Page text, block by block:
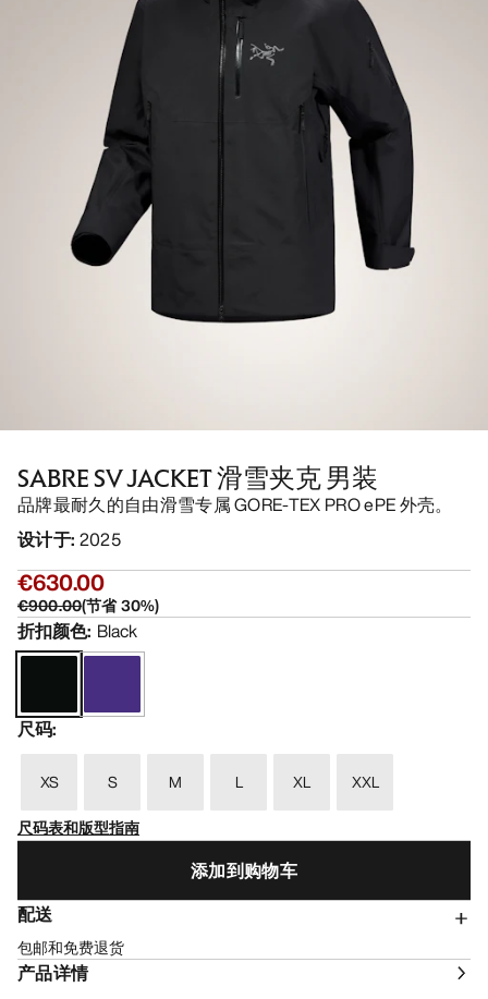
SABRE SV JACKET 滑雪夹克 男装
品牌最耐久的自由滑雪专属 GORE-TEX PRO ePE 外壳。
设计于: 2025
€630.00
€900.00(节省30%)
折扣颜色: Black
尺码:
XS S M L XL
XXL
尺码表和版型指南
添加到购物车
配送
包邮和免费退货
产品详情